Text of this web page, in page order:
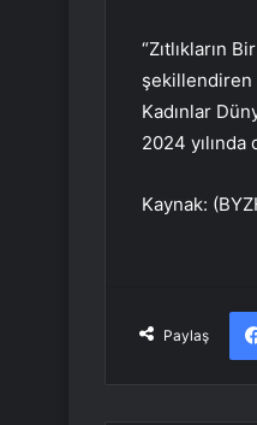
“Zıtlıkların
şekillendiren
Kadınlar
2024
Kaynak:
Paylaş